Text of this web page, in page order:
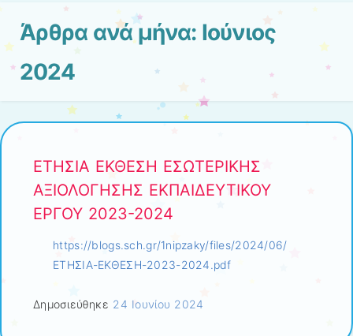
Άρθρα ανά μήνα: Ιούνιος
2024
ΕΤΗΣΙΑ ΕΚΘΕΣΗ ΕΣΩΤΕΡΙΚΗΣ
ΑΞΙΟΛΟΓΗΣΗΣ ΕΚΠΑΙΔΕΥΤΙΚΟΥ
ΕΡΓΟΥ 2023-2024
https://blogs.sch.gr/1nipzaky/files/2024/06/
ΕΤΗΣΙΑ-ΕΚΘΕΣΗ-2023-2024.pdf
Δημοσιεύθηκε 24 Ιουνίου 2024